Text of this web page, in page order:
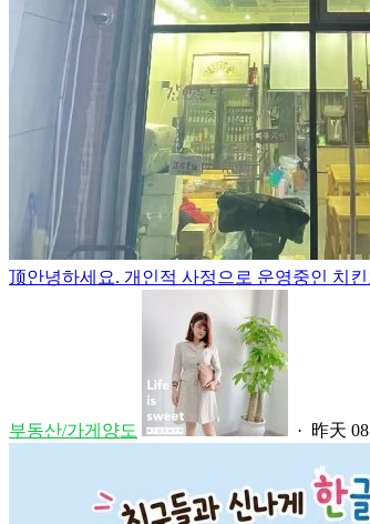
顶안녕하세요. 개인적 사정으로 운영중인 치
부동산/가게양도 · 昨天